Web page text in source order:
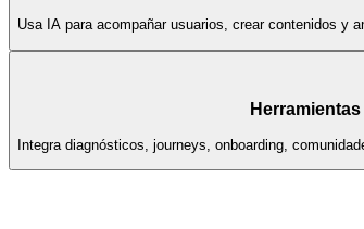
Usa IA para acompañar usuarios, crear contenidos y
Integra diagnósticos, journeys, onboarding,